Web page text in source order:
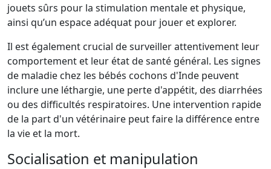
jouets sûrs pour la stimulation mentale et physique,
ainsi qu’un espace adéquat pour jouer et explorer.
Il est également crucial de surveiller attentivement leur
comportement et leur état de santé général. Les signes
de maladie chez les bébés cochons d'Inde peuvent
inclure une léthargie, une perte d'appétit, des diarrhées
ou des difficultés respiratoires. Une intervention rapide
de la part d'un vétérinaire peut faire la différence entre
la vie et la mort.
Socialisation et manipulation